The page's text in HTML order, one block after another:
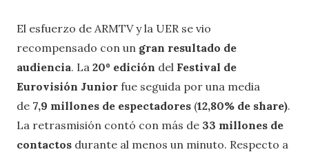
El esfuerzo de ARMTV y la UER se vio
recompensado con un gran resultado de
audiencia. La 20º edición del Festival de
Eurovisión Junior fue seguida por una media
de 7,9 millones de espectadores (12,80% de share).
La retrasmisión contó con más de 33 millones de
contactos durante al menos un minuto. Respecto a